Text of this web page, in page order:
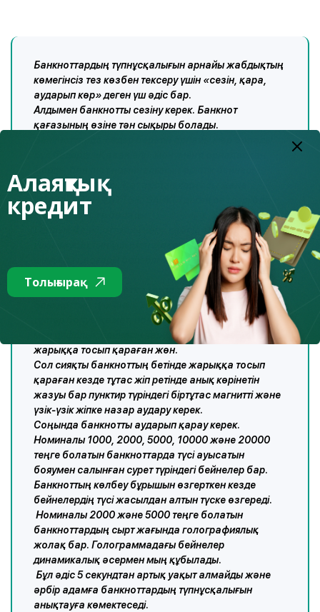
Банкноттардың түпнұсқалығын арнайы жабдықтың
көмегінсіз тез көзбен тексеру үшін «сезін, қара,
аударып көр» деген үш әдіс бар.
Алдымен банкнотты сезіну керек. Банкнот
қағазының өзіне тән сықыры болады.
сәулет бейнелері, Қазақстан картасы және
«ҚАЗАҚСТАН ҰЛТТЫҚ БАНКІ» деген сөздері бар
жерде сезінуге болады.
Барлық банкноттарда көру қабілеті нашар адамдар
үшін саусақтың ұшымен жақсы ажыратуға болатын
шығыңқы жоғары бедерлі элементтер түріндегі
таңбалар бар.
Содан кейін банкнотқа мұқият қарау керек.
Банкноттың түсі анық және онда қарама-қарсы
түстер болуы қажет, номиналдың сутамғы белгілері
мен цифрлық бейнесін көру үшін банкнотты
жарыққа тосып қараған жөн.
Сол сияқты банкноттың бетінде жарыққа тосып
қараған кезде тұтас жіп ретінде анық көрінетін
жазуы бар пунктир түріндегі біртұтас магнитті және
үзік-үзік жіпке назар аудару керек.
Соңында банкнотты аударып қарау керек.
Номиналы 1000, 2000, 5000, 10000 және 20000
теңге болатын банкноттарда түсі ауысатын
бояумен салынған сурет түріндегі бейнелер бар.
Банкноттың көлбеу бұрышын өзгерткен кезде
бейнелердің түсі жасылдан алтын түске өзгереді.
Номиналы 2000 және 5000 теңге болатын
банкноттардың сырт жағында голографиялық
жолақ бар. Голограммадағы бейнелер
динамикалық әсермен мың құбылады.
Бұл әдіс 5 секундтан артық уақыт алмайды және
әрбір адамға банкноттардың түпнұсқалығын
анықтауға көмектеседі.
Алаяқтық
кредит
Толығырақ